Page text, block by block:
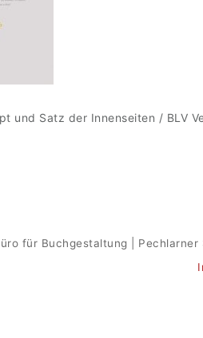
und Satz der Innenseiten / BLV
für Buchgestaltung |